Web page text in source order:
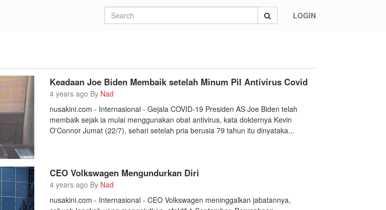
LOGIN
Keadaan Joe Biden Membaik setelah Minum Pil Antivirus Covid
4 years ago By Nad
nusakini.com - Internasional - Gejala COVID-19 Presiden AS Joe Biden telah
membaik sejak ia mulai menggunakan obat antivirus, kata dokternya Kevin
O'Connor Jumat (22/7), sehari setelah pria berusia 79 tahun itu dinyataka...
CEO Volkswagen Mengundurkan Diri
4 years ago By Nad
nusakini.com - Internasional - CEO Volkswagen meninggalkan jabatannya,